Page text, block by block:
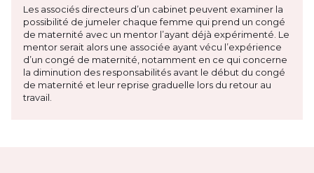
Les associés directeurs d’un cabinet peuvent examiner la
possibilité de jumeler chaque femme qui prend un congé
de maternité avec un mentor l’ayant déjà expérimenté. Le
mentor serait alors une associée ayant vécu l’expérience
d’un congé de maternité, notamment en ce qui concerne
la diminution des responsabilités avant le début du congé
de maternité et leur reprise graduelle lors du retour au
travail.